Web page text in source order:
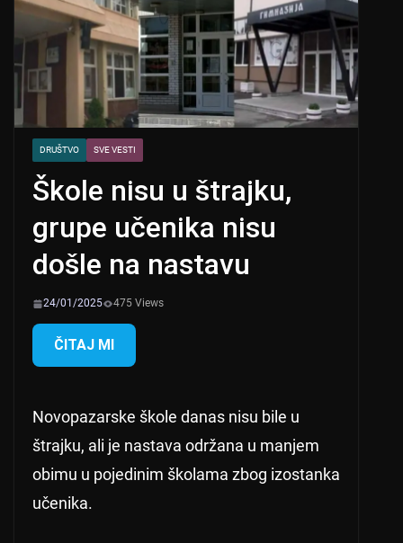
DRUŠTVO SVE VESTI
Škole nisu u štrajku,
grupe učenika nisu
došle na nastavu
24/01/2025 475 Views
ČITAJ MI
Novopazarske škole danas nisu bile u
štrajku, ali je nastava održana u manjem
obimu u pojedinim školama zbog izostanka
učenika.